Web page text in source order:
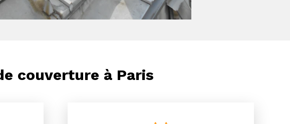
couverture à Paris